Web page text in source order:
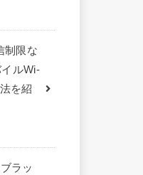
制限な
ルWi-
を紹
ラッ